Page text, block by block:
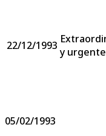
22/12/1993 y urgente
05/02/1993